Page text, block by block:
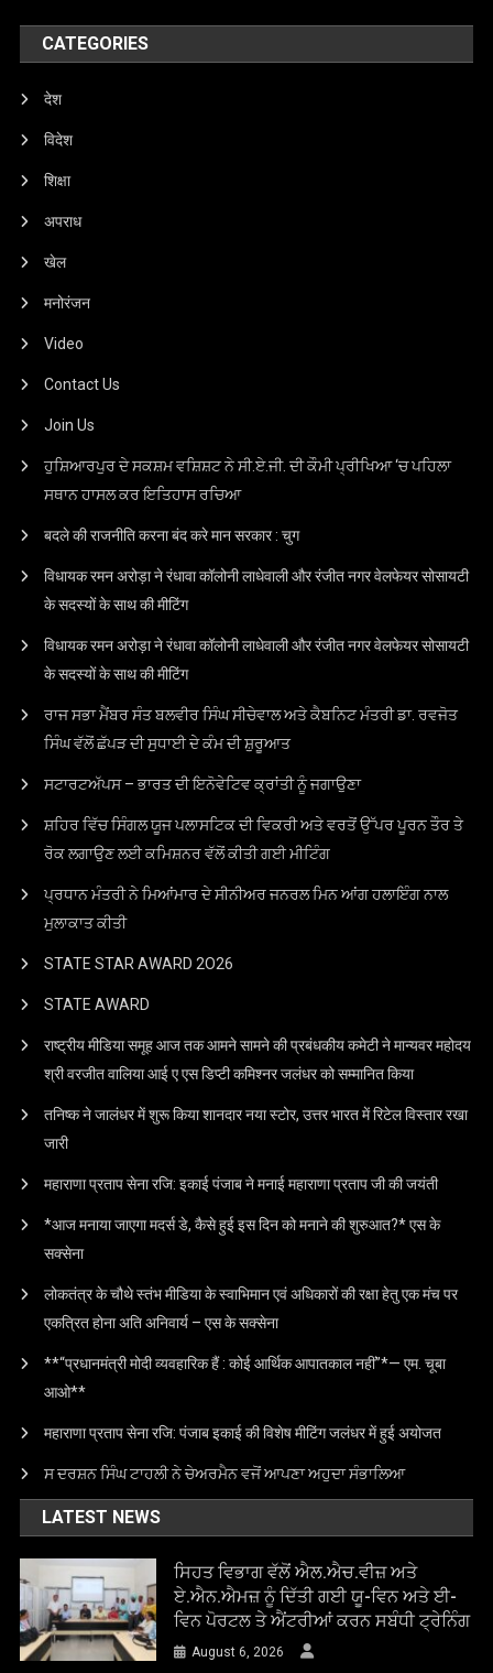
CATEGORIES
देश
विदेश
शिक्षा
अपराध
खेल
मनोरंजन
Video
Contact Us
Join Us
ਹੁਸ਼ਿਆਰਪੁਰ ਦੇ ਸਕਸ਼ਮ ਵਸ਼ਿਸ਼ਟ ਨੇ ਸੀ.ਏ.ਜੀ. ਦੀ ਕੌਮੀ ਪ੍ਰੀਖਿਆ ‘ਚ ਪਹਿਲਾ
ਸਥਾਨ ਹਾਸਲ ਕਰ ਇਤਿਹਾਸ ਰਚਿਆ
बदले की राजनीति करना बंद करे मान सरकार : चुग
विधायक रमन अरोड़ा ने रंधावा कॉलोनी लाधेवाली और रंजीत नगर वेलफेयर सोसायटी
के सदस्यों के साथ की मीटिंग
विधायक रमन अरोड़ा ने रंधावा कॉलोनी लाधेवाली और रंजीत नगर वेलफेयर सोसायटी
के सदस्यों के साथ की मीटिंग
ਰਾਜ ਸਭਾ ਮੈਂਬਰ ਸੰਤ ਬਲਵੀਰ ਸਿੰਘ ਸੀਚੇਵਾਲ ਅਤੇ ਕੈਬਨਿਟ ਮੰਤਰੀ ਡਾ. ਰਵਜੋਤ
ਸਿੰਘ ਵੱਲੋਂ ਛੱਪੜ ਦੀ ਸੁਧਾਈ ਦੇ ਕੰਮ ਦੀ ਸ਼ੁਰੂਆਤ
ਸਟਾਰਟਅੱਪਸ – ਭਾਰਤ ਦੀ ਇਨੋਵੇਟਿਵ ਕ੍ਰਾਂਤੀ ਨੂੰ ਜਗਾਉਣਾ
ਸ਼ਹਿਰ ਵਿੱਚ ਸਿੰਗਲ ਯੂਜ ਪਲਾਸਟਿਕ ਦੀ ਵਿਕਰੀ ਅਤੇ ਵਰਤੋਂ ਉੱਪਰ ਪੂਰਨ ਤੌਰ ਤੇ
ਰੋਕ ਲਗਾਉਣ ਲਈ ਕਮਿਸ਼ਨਰ ਵੱਲੋਂ ਕੀਤੀ ਗਈ ਮੀਟਿੰਗ
ਪ੍ਰਧਾਨ ਮੰਤਰੀ ਨੇ ਮਿਆਂਮਾਰ ਦੇ ਸੀਨੀਅਰ ਜਨਰਲ ਮਿਨ ਆਂਗ ਹਲਾਇੰਗ ਨਾਲ
ਮੁਲਾਕਾਤ ਕੀਤੀ
STATE STAR AWARD 2O26
STATE AWARD
राष्ट्रीय मीडिया समूह आज तक आमने सामने की प्रबंधकीय कमेटी ने मान्यवर महोदय
श्री वरजीत वालिया आई ए एस डिप्टी कमिश्नर जलंधर को सम्मानित किया
तनिष्क ने जालंधर में शुरू किया शानदार नया स्टोर, उत्तर भारत में रिटेल विस्तार रखा
जारी
महाराणा प्रताप सेना रजि: इकाई पंजाब ने मनाई महाराणा प्रताप जी की जयंती
*आज मनाया जाएगा मदर्स डे, कैसे हुई इस दिन को मनाने की शुरुआत?* एस के
सक्सेना
लोकतंत्र के चौथे स्तंभ मीडिया के स्वाभिमान एवं अधिकारों की रक्षा हेतु एक मंच पर
एकत्रित होना अति अनिवार्य – एस के सक्सेना
**“प्रधानमंत्री मोदी व्यवहारिक हैं : कोई आर्थिक आपातकाल नहीं”*— एम. चूबा
आओ**
महाराणा प्रताप सेना रजि: पंजाब इकाई की विशेष मीटिंग जलंधर में हुई अयोजत
ਸ ਦਰਸ਼ਨ ਸਿੰਘ ਟਾਹਲੀ ਨੇ ਚੇਅਰਮੈਨ ਵਜੋਂ ਆਪਣਾ ਅਹੁਦਾ ਸੰਭਾਲਿਆ
LATEST NEWS
ਸਿਹਤ ਵਿਭਾਗ ਵੱਲੋਂ ਐਲ.ਐਚ.ਵੀਜ਼ ਅਤੇ
ਏ.ਐਨ.ਐਮਜ਼ ਨੂੰ ਦਿੱਤੀ ਗਈ ਯੂ-ਵਿਨ ਅਤੇ ਈ-
ਵਿਨ ਪੋਰਟਲ ਤੇ ਐਂਟਰੀਆਂ ਕਰਨ ਸਬੰਧੀ ਟ੍ਰੇਨਿੰਗ
August 6, 2026